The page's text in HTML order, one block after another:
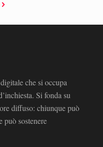
che si occupa
Si fonda su
diffuso: chiunque può
può sostenere